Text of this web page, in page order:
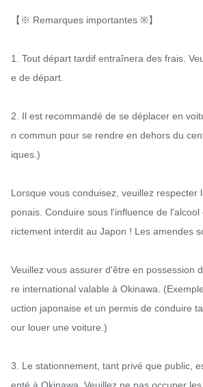
【※ Remarques importantes ※】
1. Tout départ tardif entraînera des frais.
e de départ.
2. Il est recommandé de se déplacer en
n commun pour se rendre en dehors du
iques.)
Lorsque vous conduisez, veuillez respecter
ponais. Conduire sous l'influence de
rictement interdit au Japon ! Les amendes
Veuillez vous assurer d'être en possession
re international valable à Okinawa.
uction japonaise et un permis de conduire
our louer une voiture.)
3. Le stationnement, tant privé que public,